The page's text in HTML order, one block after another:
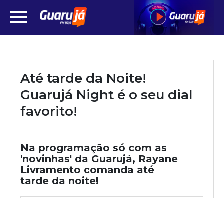
Até tarde da Noite!
Guarujá Night é o seu dial
favorito!
Na programação só com as
'novinhas' da Guarujá, Rayane
Livramento comanda até
tarde da noite!